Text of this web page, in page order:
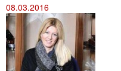
08.03.2016